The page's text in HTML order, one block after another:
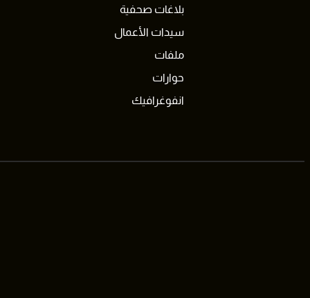
بلاغات صحفية
سيدات الأعمال
ملفات
حوارات
انفوغرافيك